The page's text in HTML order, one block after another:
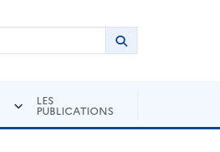
Inventaire Rechercher
Lancer la
LES
PUBLICATIONS